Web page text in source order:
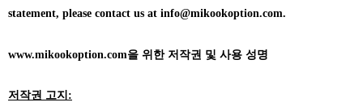
statement, please contact us at info@mikookoption.com.
www.mikookoption.com을 위한 저작권 및 사용 성명
저작권 고지: